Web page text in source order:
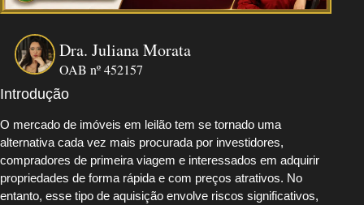
Dra. Juliana Morata
OAB nº 452157
Introdução
O mercado de imóveis em leilão tem se tornado uma
alternativa cada vez mais procurada por investidores,
compradores de primeira viagem e interessados em adquirir
propriedades de forma rápida e com preços atrativos. No
entanto, esse tipo de aquisição envolve riscos significativos,